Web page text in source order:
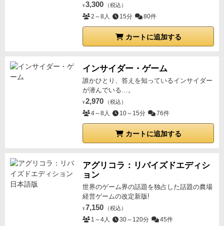
¥ 3,300 （税込）
2～8人 15分 80件
カートに追加する
インサイダー・ゲーム
誰かひとり、答えを知っているインサイダー
が潜んでいる…。
¥ 2,970 （税込）
4～8人 10～15分 76件
カートに追加する
アグリコラ：リバイズドエディシ
ョン
世界のゲーム界の話題を独占した話題の農場
経営ゲームの改定新版!
¥ 7,150 （税込）
1～4人 30～120分 45件